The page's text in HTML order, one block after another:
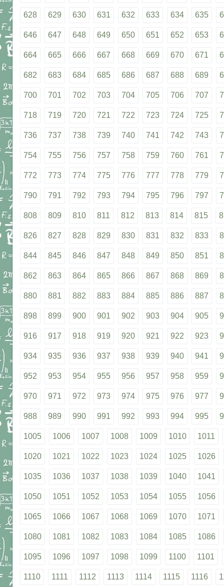
628 629 630 631 632 633 634 635
646 647 648 649 650 651 652 653
664 665 666 667 668 669 670 671
682 683 684 685 686 687 688 689
700 701 702 703 704 705 706 707
718 719 720 721 722 723 724 725
736 737 738 739 740 741 742 743
754 755 756 757 758 759 760 761
772 773 774 775 776 777 778 779
790 791 792 793 794 795 796 797
808 809 810 811 812 813 814 815
826 827 828 829 830 831 832 833
844 845 846 847 848 849 850 851
862 863 864 865 866 867 868 869
880 881 882 883 884 885 886 887
898 899 900 901 902 903 904 905
916 917 918 919 920 921 922 923
934 935 936 937 938 939 940 941
952 953 954 955 956 957 958 959
970 971 972 973 974 975 976 977
988 989 990 991 992 993 994 995
1005 1006 1007 1008 1009 1010 1011
1020 1021 1022 1023 1024 1025 1026
1035 1036 1037 1038 1039 1040 1041
1050 1051 1052 1053 1054 1055 1056
1065 1066 1067 1068 1069 1070 1071
1080 1081 1082 1083 1084 1085 1086
1095 1096 1097 1098 1099 1100 1101
1110 1111 1112 1113 1114 1115 1116